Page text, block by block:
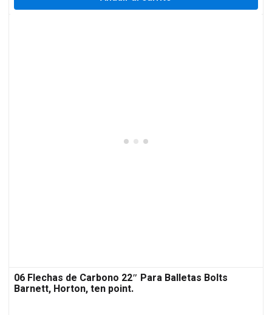
06 Flechas de Carbono 22″ Para Balletas Bolts
Barnett, Horton, ten point.